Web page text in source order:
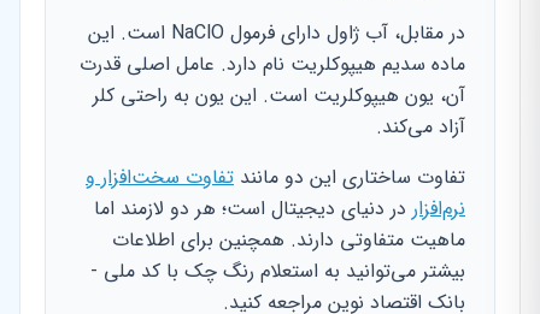
در مقابل، آب ژاول دارای فرمول NaClO است. این
ماده سدیم هیپوکلریت نام دارد. عامل اصلی قدرت
آن، یون هیپوکلریت است. این یون به راحتی کلر
آزاد می‌کند.
تفاوت ساختاری این دو مانند تفاوت سخت‌افزار و
نرم‌افزار در دنیای دیجیتال است؛ هر دو لازمند اما
ماهیت متفاوتی دارند. همچنین برای اطلاعات
بیشتر می‌توانید به استعلام رنگ چک با کد ملی -
بانک اقتصاد نوین مراجعه کنید.